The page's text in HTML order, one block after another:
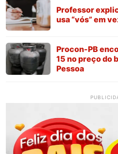
Professor
usa “vós” em
Procon-PB
15 no preço do
Pessoa